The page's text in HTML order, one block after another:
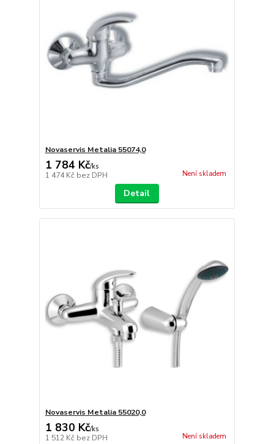
Novaservis Metalia 55074,0
1 784 Kč/ks
1 474 Kč bez DPH Není skladem
Detail
Novaservis Metalia 55020,0
1 830 Kč/ks
1 512 Kč bez DPH Není skladem